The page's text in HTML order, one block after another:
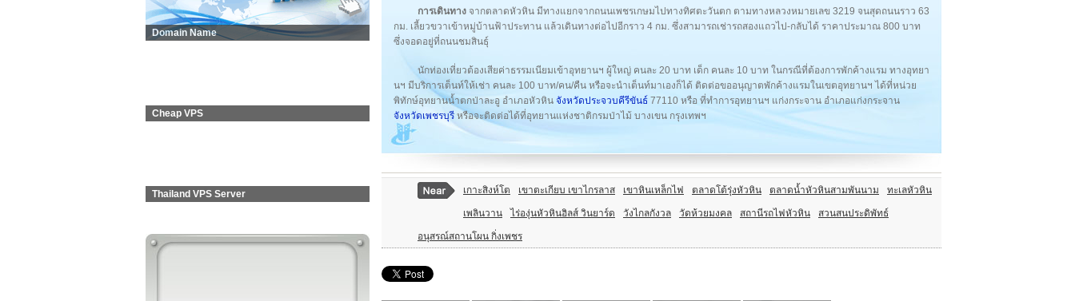
Domain Name
Cheap VPS
Thailand VPS Server
การเดินทาง จากตลาดหัวหิน มีทางแยกจากถนนเพชรเกษมไปทางทิศตะวันตก ตามทางหลวงหมายเลข 3219 จนสุดถนนราว 63
กม. เลี้ยวขวาเข้าหมู่บ้านฟ้าประทาน แล้วเดินทางต่อไปอีกราว 4 กม. ซึ่งสามารถเช่ารถสองแถวไป-กลับได้ ราคาประมาณ 800 บาท
ซึ่งจอดอยู่ที่ถนนชมสินธุ์
นักท่องเที่ยวต้องเสียค่าธรรมเนียมเข้าอุทยานฯ ผู้ใหญ่ คนละ 20 บาท เด็ก คนละ 10 บาท ในกรณีที่ต้องการพักค้างแรม ทางอุทยา
นฯ มีบริการเต็นท์ให้เช่า คนละ 100 บาท/คน/คืน หรือจะนำเต็นท์มาเองก็ได้ ติดต่อขออนุญาตพักค้างแรมในเขตอุทยานฯ ได้ที่หน่วย
พิทักษ์อุทยานน้ำตกป่าละอู อำเภอหัวหิน จังหวัดประจวบคีรีขันธ์ 77110 หรือ ที่ทำการอุทยานฯ แก่งกระจาน อำเภอแก่งกระจาน
จังหวัดเพชรบุรี หรือจะติดต่อได้ที่อุทยานแห่งชาติกรมป่าไม้ บางเขน กรุงเทพฯ
เกาะสิงห์โต เขาตะเกียบ เขาไกรลาส เขาหินเหล็กไฟ ตลาดโต้รุ่งหัวหิน ตลาดน้ำหัวหินสามพันนาม ทะเลหัวหิน
เพลินวาน ไร่องุ่นหัวหินฮิลส์ วินยาร์ด วังไกลกังวล วัดห้วยมงคล สถานีรถไฟหัวหิน สวนสนประดิพัทธ์
อนุสรณ์สถานโผน กิ่งเพชร